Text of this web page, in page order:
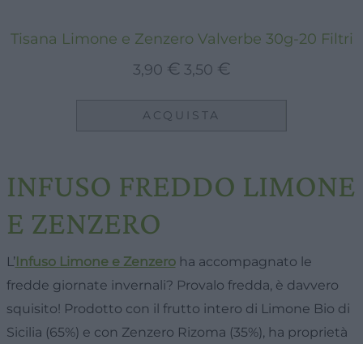
Tisana Limone e Zenzero Valverbe 30g-20 Filtri
3,90 € Il
originale
3,50 €
ACQUISTA
INFUSO FREDDO LIMONE
E ZENZERO
L’Infuso Limone e Zenzeroha accompagnato le
fredde giornate invernali? Provalo fredda, è davvero
squisito! Prodotto con il frutto intero di Limone Bio di
Sicilia (65%) e con Zenzero Rizoma (35%), ha proprietà